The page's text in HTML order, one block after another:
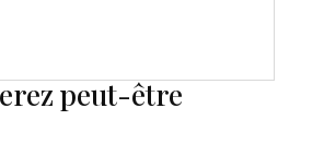
peut-être